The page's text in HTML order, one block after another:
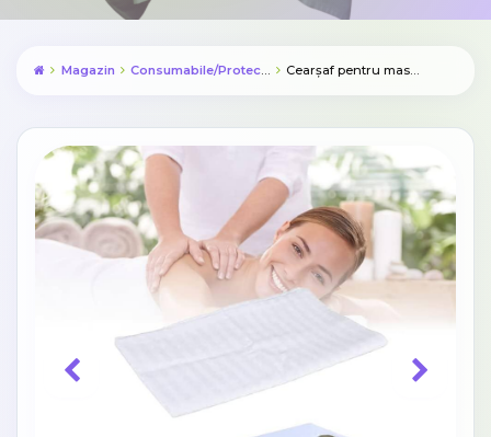
Magazin Consumabile/Protectie Cearșaf pentru masaj de masaj cu gaură(coton)